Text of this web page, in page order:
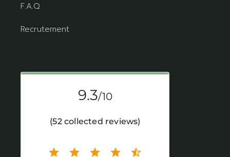
F.A.Q
Recrutement